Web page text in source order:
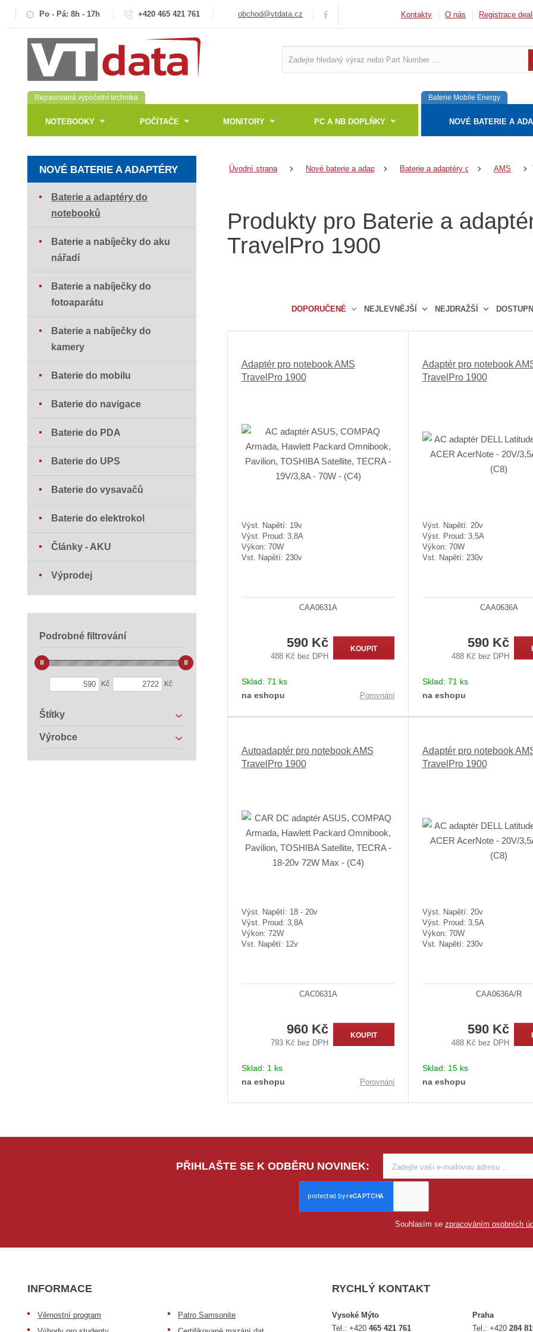
Po - Pá: 8h - 17h +420 465 421 761 obchod@vtdata.cz Kontakty O nás Registrace
Repasovaná výpočetní technika
NOTEBOOKY POČÍTAČE MONITORY PC A NB DOPLŇKY
Baterie Mobile Energy
NOVÉ BATERIE A
Úvodní strana Nové baterie a adaptéry Baterie a adaptéry do notebooků
AMS
Produkty pro Baterie a
TravelPro 1900
DOPORUČENÉ NEJLEVNĚJŠÍ NEJDRAŽŠÍ
e
d
u
k
Adaptér pro notebook AMS
TravelPro 1900
Výst. Napětí: 19v
Výst. Proud: 3,8A
Výkon: 70W
Vst. Napětí: 230v
CAA0631A
590 Kč
488 Kč bez DPH
KOUPIT
Sklad: 71 ks
na eshopu
Porovnání
Adaptér pro notebook
TravelPro 1900
Výst. Napětí: 20v
Výst. Proud: 3,5A
Výkon: 70W
Vst. Napětí: 230v
CAA0636A
590 Kč
488 Kč bez DPH
Sklad: 71 ks
na eshopu
Autoadaptér pro notebook AMS
TravelPro 1900
Výst. Napětí: 18 - 20v
Výst. Proud: 3,8A
Výkon: 72W
Vst. Napětí: 12v
CAC0631A
960 Kč
793 Kč bez DPH
KOUPIT
Sklad: 1 ks
na eshopu
Porovnání
Adaptér pro notebook
TravelPro 1900
Výst. Napětí: 20v
Výst. Proud: 3,5A
Výkon: 70W
Vst. Napětí: 230v
CAA0636A/R
590 Kč
488 Kč bez DPH
Sklad: 15 ks
na eshopu
NOVÉ BATERIE A ADAPTÉRY
Baterie a adaptéry do
notebooků
Baterie a nabíječky do aku
nářadí
Baterie a nabíječky do
fotoaparátu
Baterie a nabíječky do
kamery
Baterie do mobilu
Baterie do navigace
Baterie do PDA
Baterie do UPS
Baterie do vysavačů
Baterie do elektrokol
Články - AKU
Výprodej
Podrobné filtrování
Kč Kč
Štítky
Výrobce
PŘIHLAŠTE SE K ODBĚRU NOVINEK:
Souhlasím se zpracováním osobních
INFORMACE
Věrnostní program
Patro Samsonite
RYCHLÝ KONTAKT
Vysoké Mýto
Tel.:+420465 421 761
Praha
Tel.:+420284